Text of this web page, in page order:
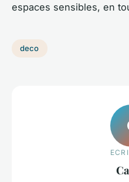
espaces sensibles, en
deco